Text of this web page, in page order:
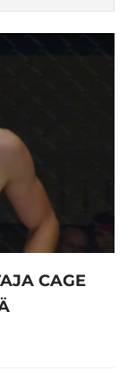
CAGE